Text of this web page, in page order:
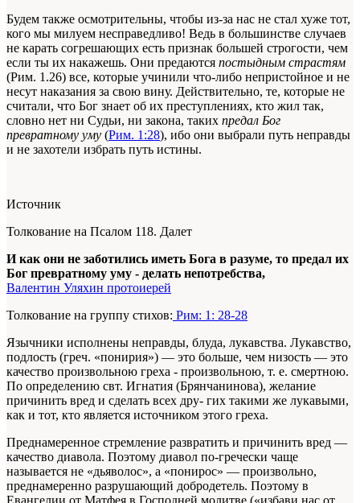
Будем также осмотрительны, чтобы из-за нас не стал хуже тот,
кого мы милуем несправедливо! Ведь в большинстве случаев
не карать согрешающих есть признак большей строгости, чем
если ты их накажешь. Они предаются постыдным страстям
(Рим. 1.26) все, которые учинили что-либо непристойное и не
несут наказания за свою вину. Действительно, те, которые не
считали, что Бог знает об их преступлениях, кто жил так,
словно нет ни Судьи, ни закона, таких предал Бог
превратному уму (Рим. 1:28), ибо они выбрали путь неправды
и не захотели избрать путь истины.
Источник
Толкование на Псалом 118. Далет
И как они не заботились иметь Бога в разуме, то предал их
Бог превратному уму - делать непотребства,
Валентин Уляхин протоиерей
Толкование на группу стихов: Рим: 1: 28-28
Язычники исполнены неправды, блуда, лукавства. Лукавство,
подлость (греч. «понирия») — это больше, чем низость — это
качество произвольною греха - произвольною, т. е. смертною.
По определению свт. Игнатия (Брянчанинова), желание
причинить вред и сделать всех дру- гих такими же лукавыми,
как и тот, кто является источником этого греха.
Преднамеренное стремление развратить и причинить вред —
качество диавола. Поэтому диавол по-гречески чаще
называется не «дьяволос», а «понирос» — произвольно,
преднамеренно разрушающий добродетель. Поэтому в